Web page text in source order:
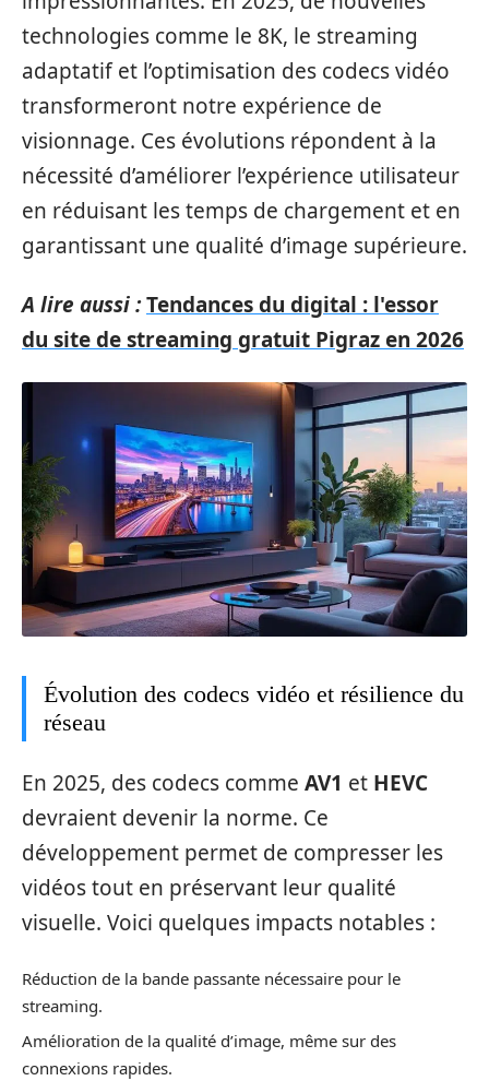
technologies comme le 8K, le streaming
adaptatif et l’optimisation des codecs vidéo
transformeront notre expérience de
visionnage. Ces évolutions répondent à la
nécessité d’améliorer l’expérience utilisateur
en réduisant les temps de chargement et en
garantissant une qualité d’image supérieure.
A lire aussi :Tendances du digital : l'essor
du site de streaming gratuit Pigraz en 2026
Évolution des codecs vidéo et résilience du
réseau
En 2025, des codecs comme AV1 et HEVC
devraient devenir la norme. Ce
développement permet de compresser les
vidéos tout en préservant leur qualité
visuelle. Voici quelques impacts notables :
Réduction de la bande passante nécessaire pour le
streaming.
Amélioration de la qualité d’image, même sur des
connexions rapides.